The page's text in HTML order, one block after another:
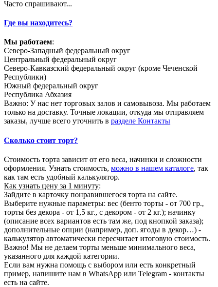
Часто спрашивают...
Где вы находитесь?
Мы работаем:
Северо-Западный федеральный округ
Центральный федеральный округ
Северо-Кавказский федеральный округ (кроме Чеченской
Республики)
Южный федеральный округ
Республика Абхазия
Важно: У нас нет торговых залов и самовывоза. Мы работаем
только на доставку. Точные локации, откуда мы отправляем
заказы, лучше всего уточнить в разделе Контакты
Сколько стоит торт?
Стоимость торта зависит от его веса, начинки и сложности
оформления. Узнать стоимость, можно в нашем каталоге, так
как там есть удобный калькулятор.
Как узнать цену за 1 минуту:
Зайдите в карточку понравившегося торта на сайте.
Выберите нужные параметры: вес (бенто торты - от 700 гр.,
торты без декора - от 1,5 кг., с декором - от 2 кг.); начинку
(описание всех вариантов есть там же, под кнопкой заказа);
дополнительные опции (например, доп. ягоды в декор…) -
калькулятор автоматически пересчитает итоговую стоимость.
Важно! Мы не делаем торты меньше минимального веса,
указанного для каждой категории.
Если вам нужна помощь с выбором или есть конкретный
пример, напишите нам в WhatsApp или Telegram - контакты
есть на сайте.